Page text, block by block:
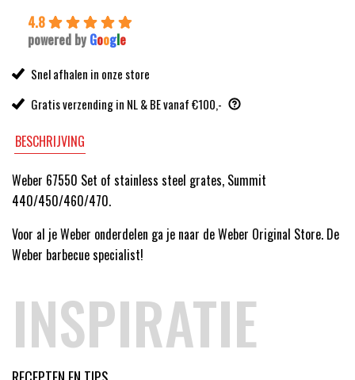
4.8
powered by Google
Snel afhalen in onze store
Gratis verzending in NL & BE vanaf €100,-
BESCHRIJVING
Weber 67550 Set of stainless steel grates, Summit
440/450/460/470.
Voor al je Weber onderdelen ga je naar de Weber Original Store. De
Weber barbecue specialist!
INSPIRATIE